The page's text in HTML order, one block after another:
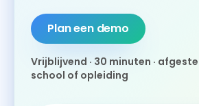
Plan een demo
Vrijblijvend · 30 minuten ·
school of opleiding